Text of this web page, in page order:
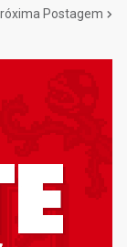
Postagem